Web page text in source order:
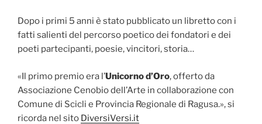
Dopo i primi 5 anni è stato pubblicato un libretto con i
fatti salienti del percorso poetico dei fondatori e dei
poeti partecipanti, poesie, vincitori, storia…
«Il primo premio era l’Unicorno d’Oro, offerto da
Associazione Cenobio dell’Arte in collaborazione con
Comune di Scicli e Provincia Regionale di Ragusa.», si
ricorda nel sito DiversiVersi.it